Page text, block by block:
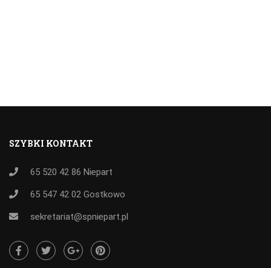
SZYBKI KONTAKT
65 520 42 86 Niepart
65 547 42 02 Gostkowo
sekretariat@spniepart.pl